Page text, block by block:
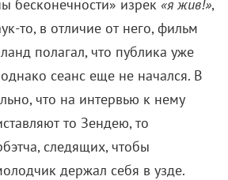
бесконечности» изрек «я жив!»,
то, в отличие от него, фильм
полагал, что публика уже
сеанс еще не начался. В
что на интервью к нему
то Зендею, то
следящих, чтобы
держал себя в узде.